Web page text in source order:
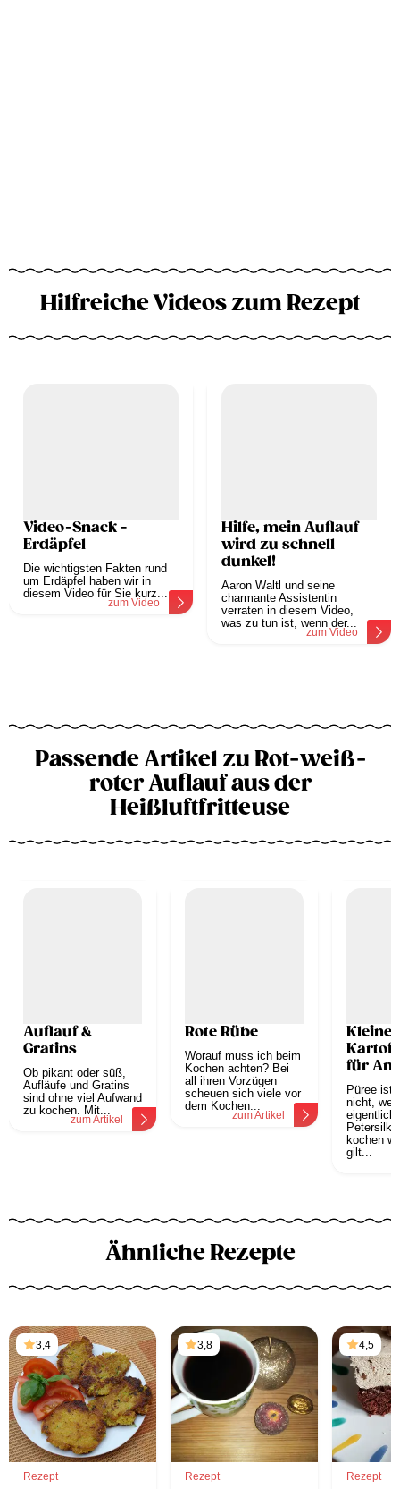
Hilfreiche Videos zum Rezept
Video-Snack -
Erdäpfel
Die wichtigsten Fakten rund
um Erdäpfel haben wir in
diesem Video für Sie kurz...
zum Video
Hilfe, mein Auflauf
wird zu schnell
dunkel!
Aaron Waltl und seine
charmante Assistentin
verraten in diesem Video,
was zu tun ist, wenn der...
zum Video
Passende Artikel zu Rot-weiß-
roter Auflauf aus der
Heißluftfritteuse
Auflauf &
Gratins
Ob pikant oder süß,
Aufläufe und Gratins
sind ohne viel Aufwand
zu kochen. Mit...
zum Artikel
Rote Rübe
Worauf muss ich beim
Kochen achten? Bei
all ihren Vorzügen
scheuen sich viele vor
dem Kochen...
zum Artikel
Kleine
für
Püree ist
nicht,
eigentlich
kochen
gilt...
Ähnliche Rezepte
3,4
Rezept
3,8
Rezept
4,5
Rezept